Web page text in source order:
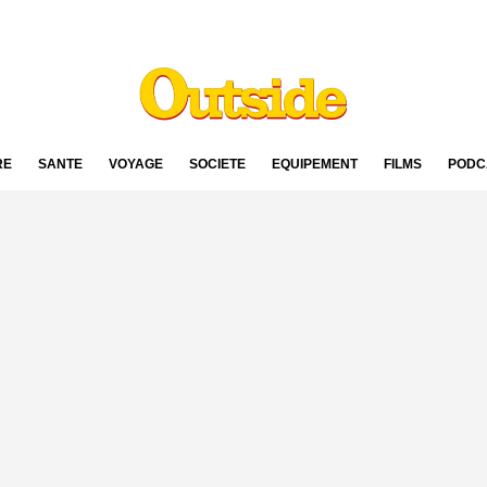
SANTÉ VOYAGE SOCIÉTÉ ÉQUIPEMENT FILMS